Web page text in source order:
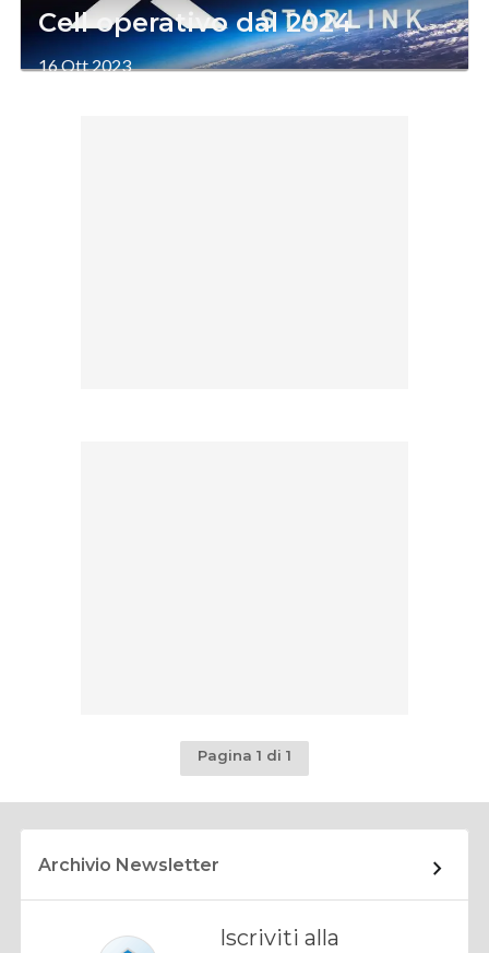
Cell operativo dal 2024
16 Ott 2023
Pagina 1 di 1
Archivio Newsletter
Iscriviti alla